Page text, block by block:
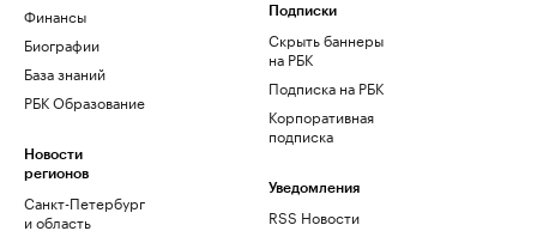
Финансы
Биографии
База знаний
РБК Образование
Новости
регионов
Санкт-Петербург
и область
Подписки
Скрыть баннеры
на РБК
Подписка на РБК
Корпоративная
подписка
Уведомления
RSS Новости